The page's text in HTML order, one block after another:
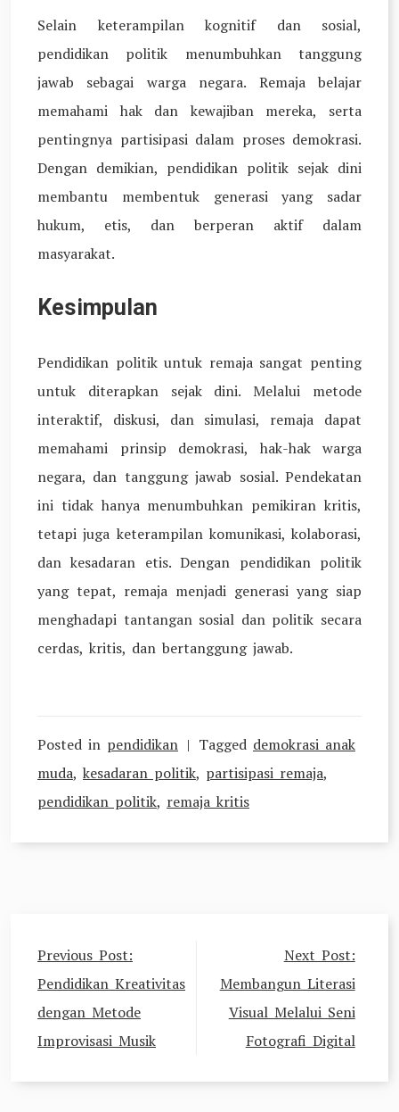
Selain keterampilan kognitif dan sosial,
pendidikan politik menumbuhkan tanggung
jawab sebagai warga negara. Remaja belajar
memahami hak dan kewajiban mereka, serta
pentingnya partisipasi dalam proses demokrasi.
Dengan demikian, pendidikan politik sejak dini
membantu membentuk generasi yang sadar
hukum, etis, dan berperan aktif dalam
masyarakat.
Kesimpulan
Pendidikan politik untuk remaja sangat penting
untuk diterapkan sejak dini. Melalui metode
interaktif, diskusi, dan simulasi, remaja dapat
memahami prinsip demokrasi, hak-hak warga
negara, dan tanggung jawab sosial. Pendekatan
ini tidak hanya menumbuhkan pemikiran kritis,
tetapi juga keterampilan komunikasi, kolaborasi,
dan kesadaran etis. Dengan pendidikan politik
yang tepat, remaja menjadi generasi yang siap
menghadapi tantangan sosial dan politik secara
cerdas, kritis, dan bertanggung jawab.
Posted in pendidikan Tagged demokrasi anak
muda, kesadaran politik, partisipasi remaja,
pendidikan politik, remaja kritis
Post
navigation
Previous Post:
Pendidikan Kreativitas
dengan Metode
Improvisasi Musik
Next Post:
Membangun Literasi
Visual Melalui Seni
Fotografi Digital